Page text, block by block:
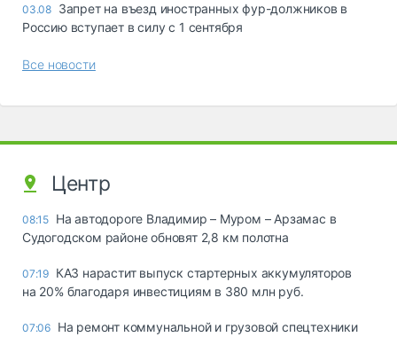
03.08 Запрет на въезд иностранных фур-должников в
Россию вступает в силу с 1 сентября
Все новости
Центр
08:15 На автодороге Владимир – Муром – Арзамас в
Судогодском районе обновят 2,8 км полотна
07:19 КАЗ нарастит выпуск стартерных аккумуляторов
на 20% благодаря инвестициям в 380 млн руб.
07:06 На ремонт коммунальной и грузовой спецтехники